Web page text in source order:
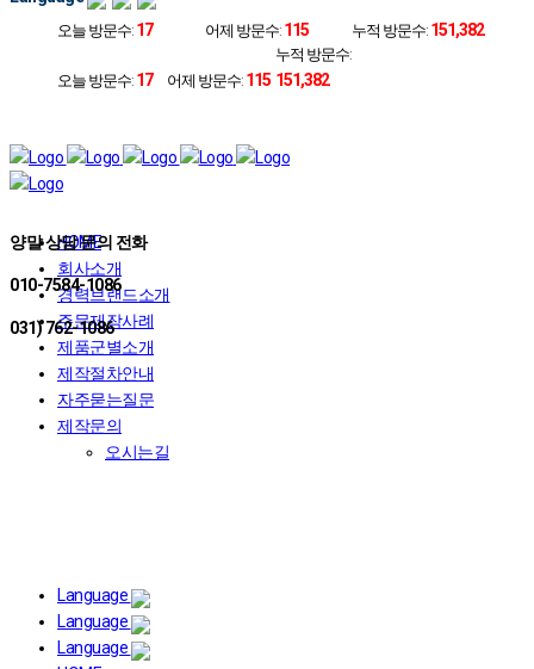
오늘 방문수: 17 어제 방문수: 115 누적 방문수: 151,382
오늘 방문수: 17 어제 방문수: 115
누적 방문수:
151,382
양말 상담 문의 전화
010-7584-1086
031) 762-1086
HOME
회사소개
경력브랜드소개
주문제작사례
제품군별소개
제작절차안내
자주묻는질문
제작문의
오시는길
Language
Language
Language